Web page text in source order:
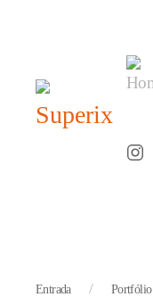
Entrada Portfólio